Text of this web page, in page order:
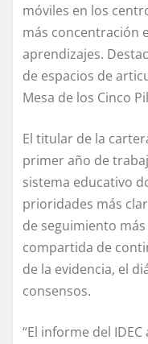
móviles en los
más concentración
aprendizajes.
de espacios de
Mesa de los Cinco
El titular de la
primer año de
sistema educativo
prioridades más
de seguimiento
compartida de
de la evidencia, el
consensos.
“El informe del